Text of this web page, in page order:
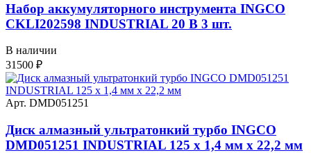
Набор аккумуляторного инструмента INGCO
CKLI202598 INDUSTRIAL 20 В 3 шт.
В наличии
31500 ₽
Арт. DMD051251
Диск алмазный ультратонкий турбо INGCO
DMD051251 INDUSTRIAL 125 х 1,4 мм x 22,2 мм